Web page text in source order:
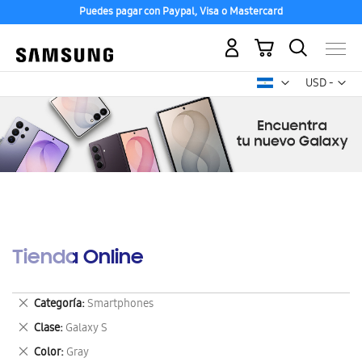
Puedes pagar con Paypal, Visa o Mastercard
USD -
dólar
Mi carrito
Tienda Online
Categoría Smartphones
Eliminar
este
artículo
Clase Galaxy S
Eliminar
este
Color Gray
Eliminar